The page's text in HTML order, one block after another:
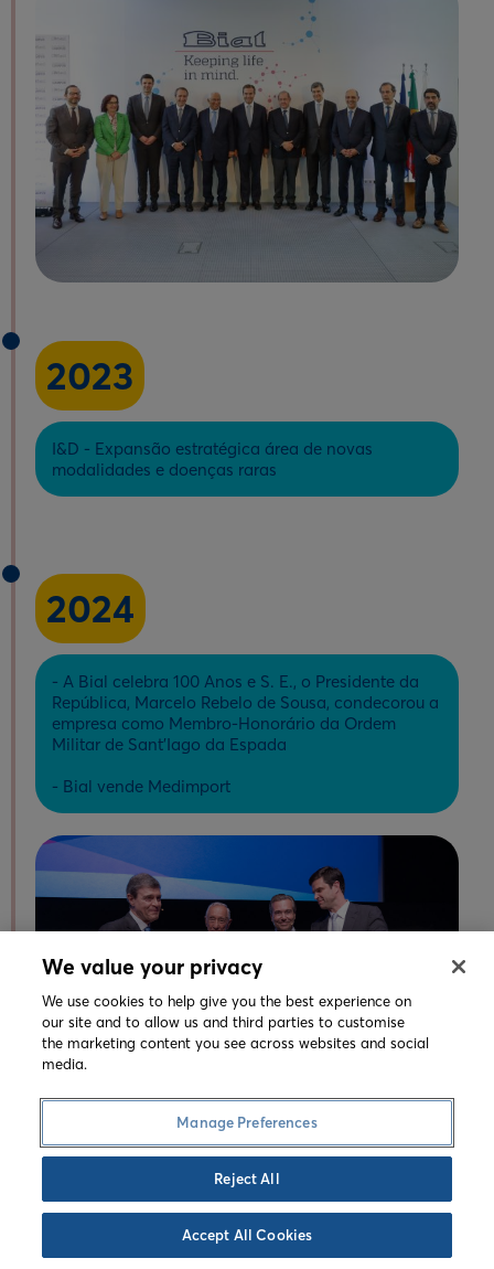
2023
I&D - Expansão estratégica área de novas
modalidades e doenças raras​
2024
- A Bial celebra 100 Anos e S. E., o Presidente da
República, Marcelo Rebelo de Sousa, condecorou a
empresa como Membro-Honorário da Ordem
Militar de Sant’Iago da Espada
- Bial vende Medimport
We value your privacy
We use cookies to help give you the best experience on
our site and to allow us and third parties to customise
the marketing content you see across websites and social
media.
Manage Preferences
Reject All
Accept All Cookies